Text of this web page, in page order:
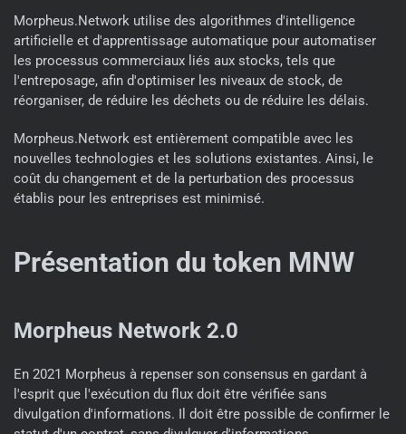
Morpheus.Network utilise des algorithmes d'intelligence
artificielle et d'apprentissage automatique pour automatiser
les processus commerciaux liés aux stocks, tels que
l'entreposage, afin d'optimiser les niveaux de stock, de
réorganiser, de réduire les déchets ou de réduire les délais.
Morpheus.Network est entièrement compatible avec les
nouvelles technologies et les solutions existantes. Ainsi, le
coût du changement et de la perturbation des processus
établis pour les entreprises est minimisé.
Présentation du token MNW
Morpheus Network 2.0
En 2021 Morpheus à repenser son consensus en gardant à
l'esprit que l'exécution du flux doit être vérifiée sans
divulgation d'informations. Il doit être possible de confirmer le